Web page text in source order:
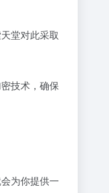
堂对此采取
技术，确保
为你提供一